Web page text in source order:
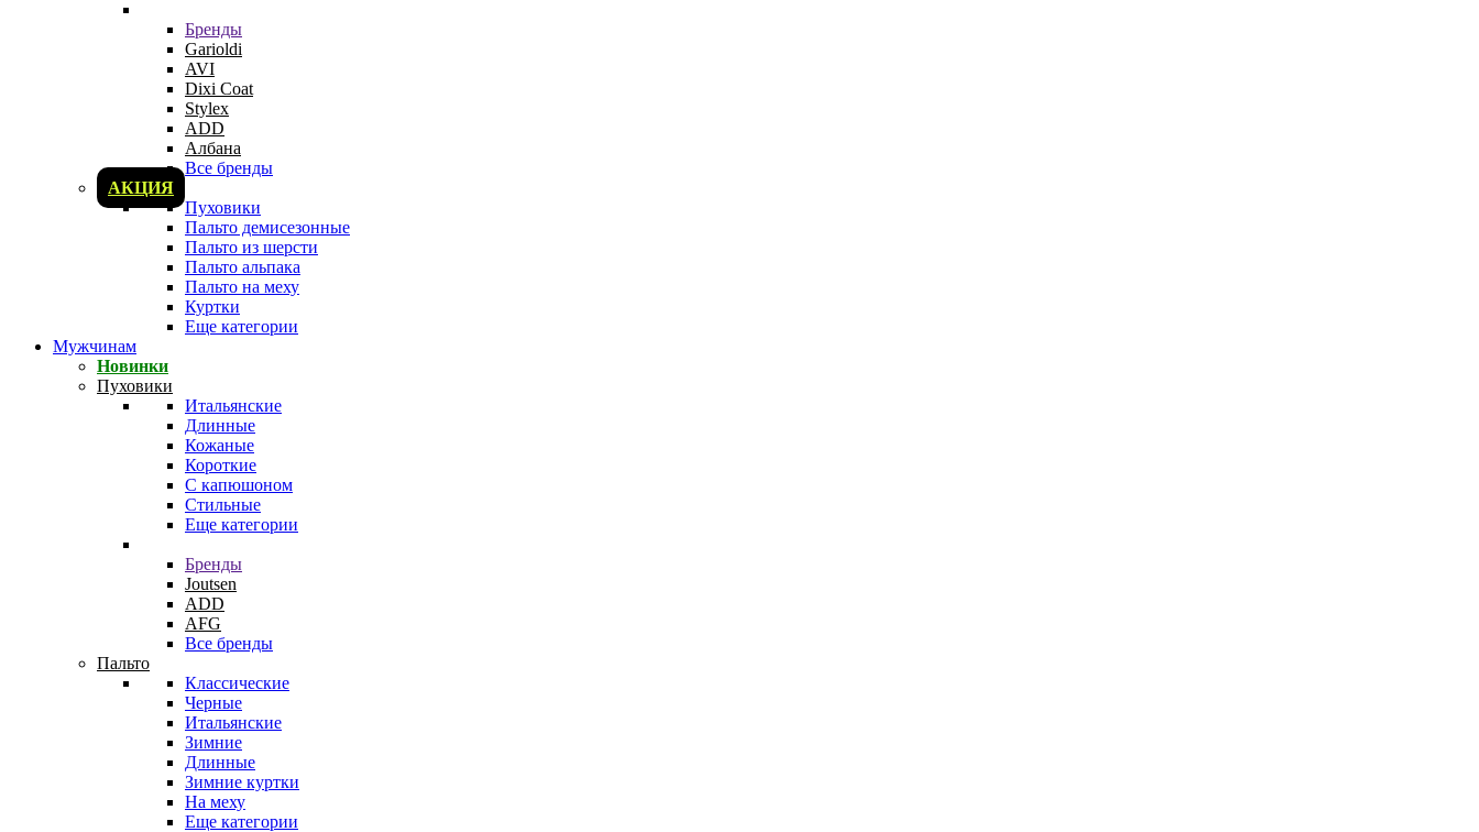
Бренды
Garioldi
AVI
Dixi Coat
Stylex
ADD
Албана
Все бренды
АКЦИЯ
Пуховики
Пальто демисезонные
Пальто из шерсти
Пальто альпака
Пальто на меху
Куртки
Еще категории
Мужчинам
Новинки
Пуховики
Итальянские
Длинные
Кожаные
Короткие
С капюшоном
Стильные
Еще категории
Бренды
Joutsen
ADD
AFG
Все бренды
Пальто
Классические
Черные
Итальянские
Зимние
Длинные
Зимние куртки
На меху
Еще категории